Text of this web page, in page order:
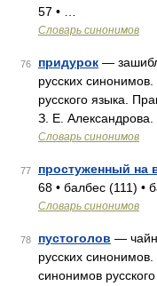
57 • …
Словарь синонимов
76 придурок —
русских
русского языка.
З. Е. Александрова.
Словарь синонимов
77 простуженный на
68 • балбес (111) •
Словарь синонимов
78 пустоголов —
русских
синонимов